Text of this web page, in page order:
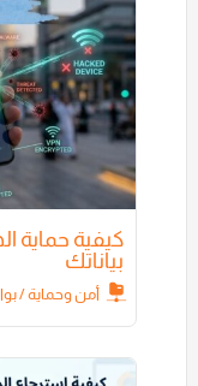
كيفية حماية
بياناتك
أمن وحماية/